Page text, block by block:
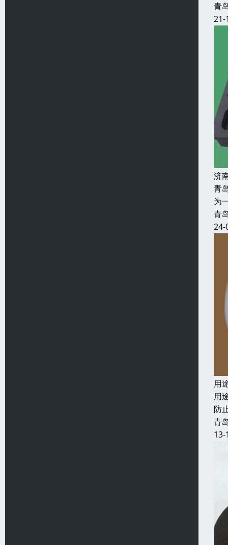
青
21-
济
青
为
青
24-
用
用
防
青
13-